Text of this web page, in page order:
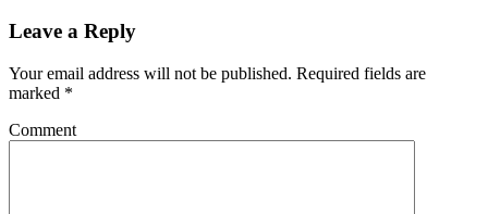
Leave a Reply
Your email address will not be published. Required fields are
marked *
Comment